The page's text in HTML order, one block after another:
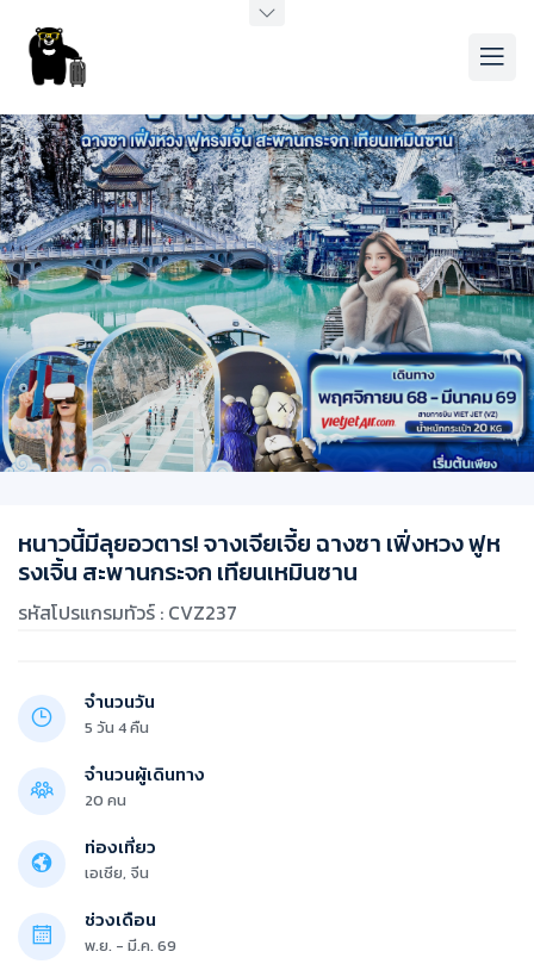
หนาวนี้มีลุยอวตาร! จางเจียเจี้ย ฉางซา เฟิ่งหวง ฟูห
รงเจิ้น สะพานกระจก เทียนเหมินซาน
รหัสโปรแกรมทัวร์ : CVZ237
จำนวนวัน
5 วัน 4 คืน
จำนวนผู้เดินทาง
20 คน
ท่องเที่ยว
เอเชีย, จีน
ช่วงเดือน
พ.ย. - มี.ค. 69